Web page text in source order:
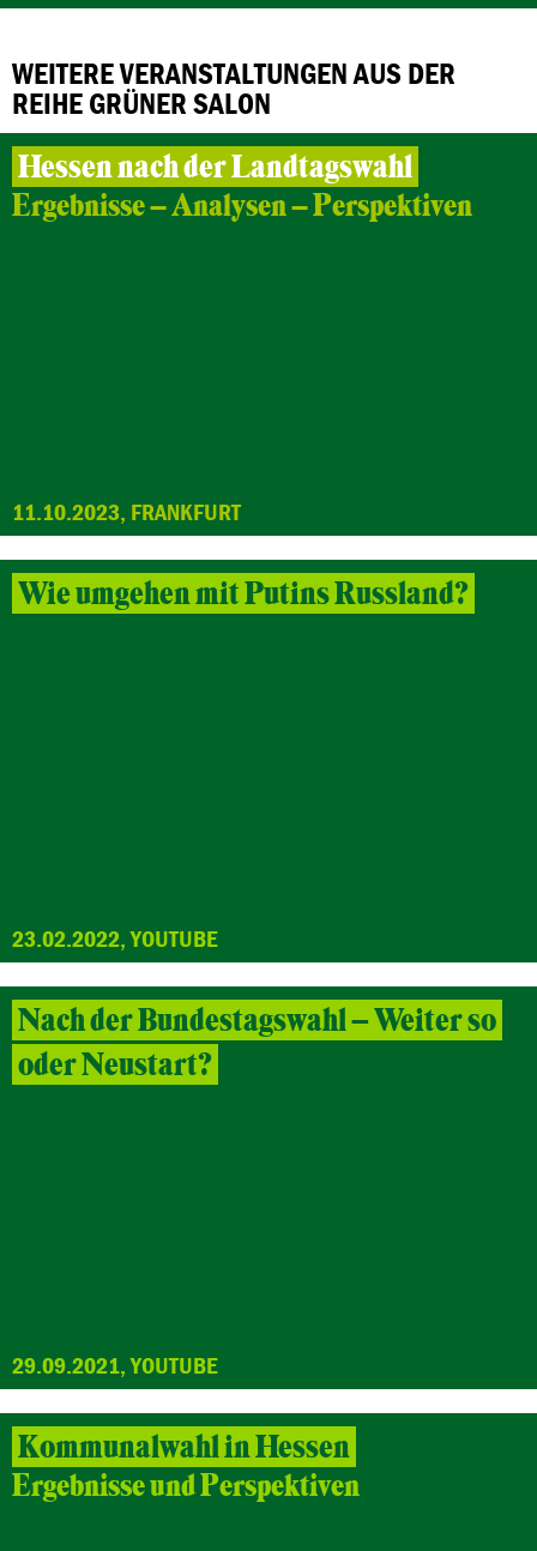
WEITERE VERANSTALTUNGEN AUS DER
REIHE GRÜNER SALON
Hessen nach der Landtagswahl
Ergebnisse – Analysen – Perspektiven
11.10.2023, FRANKFURT
Wie umgehen mit Putins Russland?
23.02.2022, YOUTUBE
Nach der Bundestagswahl – Weiter so
oder Neustart?
29.09.2021, YOUTUBE
Kommunalwahl in Hessen
Ergebnisse und Perspektiven